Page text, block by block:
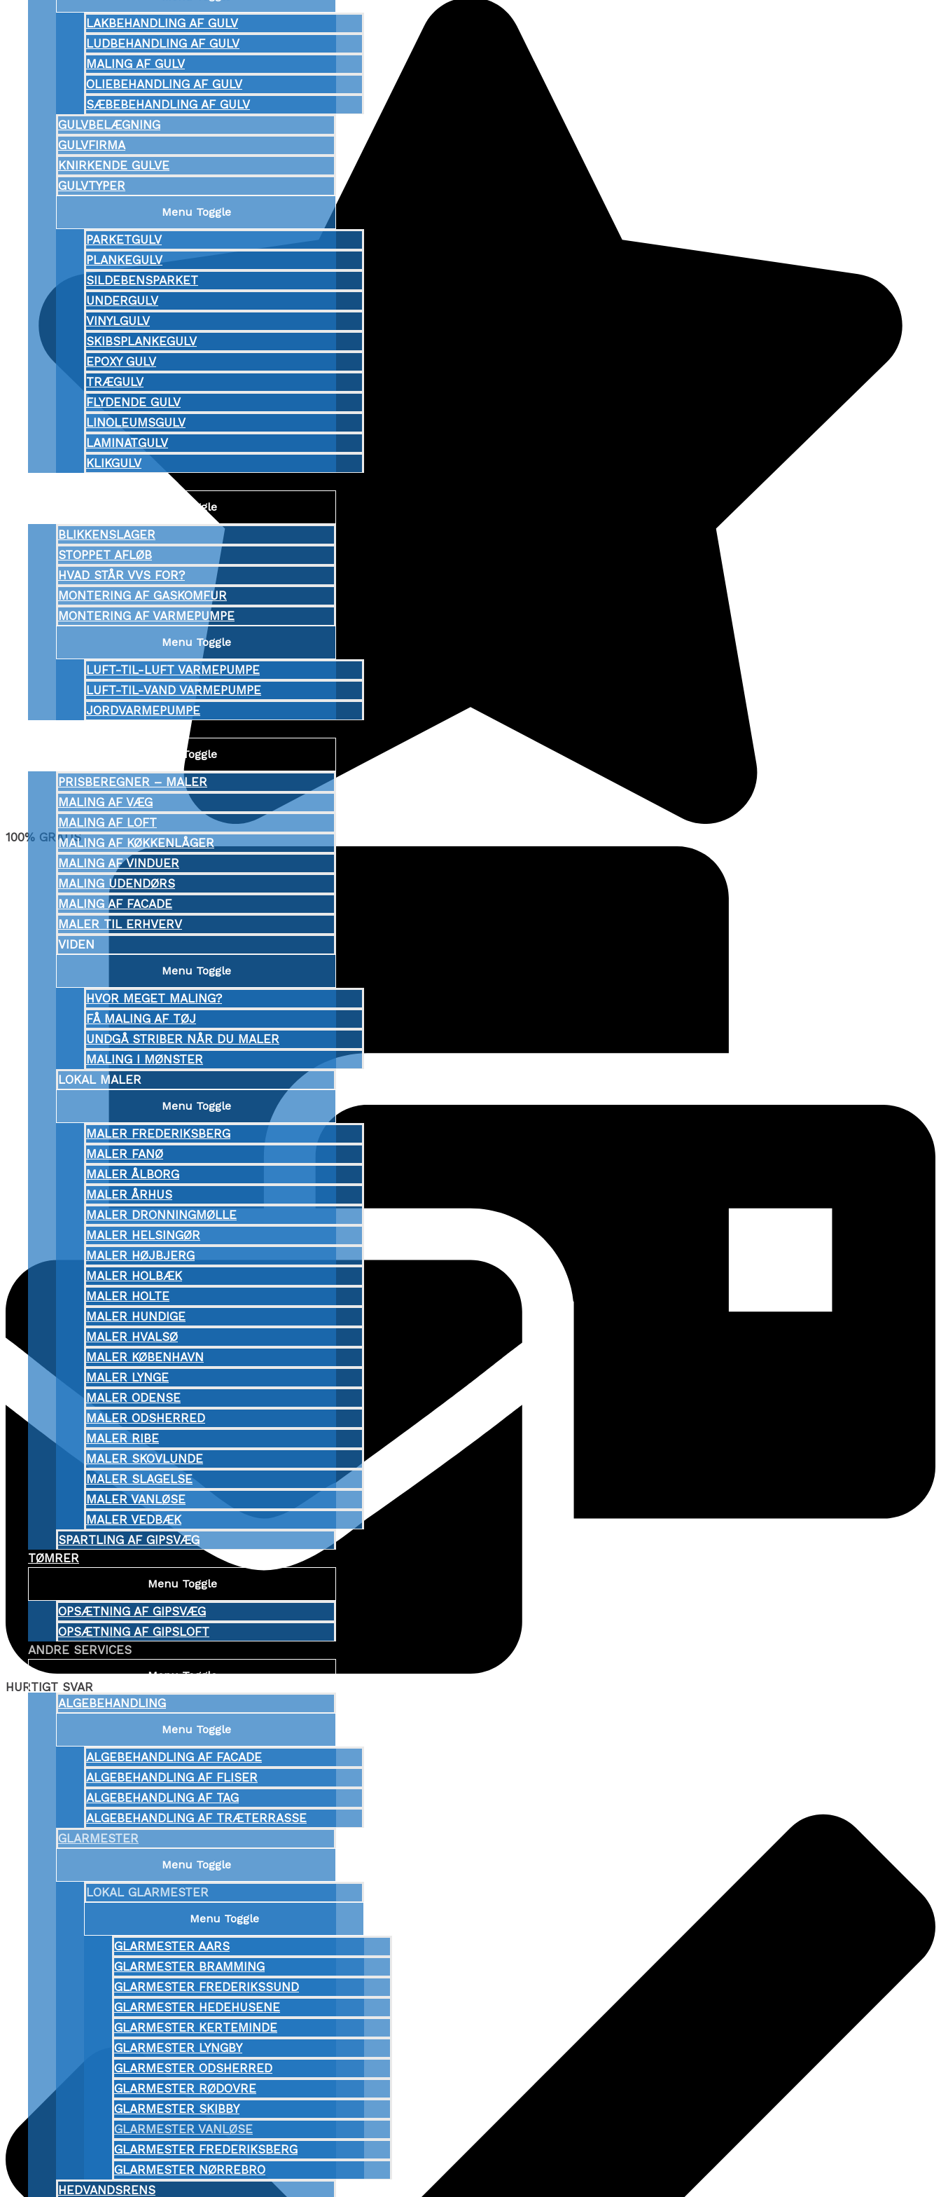
LAKBEHANDLING AF GULV
LUDBEHANDLING AF GULV
MALING AF GULV
OLIEBEHANDLING AF GULV
SÆBEBEHANDLING AF GULV
GULVBELÆGNING
GULVFIRMA
KNIRKENDE GULVE
GULVTYPER
Menu Toggle
PARKETGULV
PLANKEGULV
SILDEBENSPARKET
UNDERGULV
VINYLGULV
SKIBSPLANKEGULV
EPOXY GULV
TRÆGULV
FLYDENDE GULV
LINOLEUMSGULV
LAMINATGULV
KLIKGULV
Menu Toggle
BLIKKENSLAGER
STOPPET AFLØB
HVAD STÅR VVS FOR?
MONTERING AF GASKOMFUR
MONTERING AF VARMEPUMPE
Menu Toggle
LUFT-TIL-LUFT VARMEPUMPE
LUFT-TIL-VAND VARMEPUMPE
JORDVARMEPUMPE
Menu Toggle
PRISBEREGNER – MALER
MALING AF VÆG
MALING AF LOFT
MALING AF KØKKENLÅGER
MALING AF VINDUER
MALING UDENDØRS
MALING AF FACADE
MALER TIL ERHVERV
VIDEN
Menu Toggle
HVOR MEGET MALING?
FÅ MALING AF TØJ
UNDGÅ STRIBER NÅR DU MALER
MALING I MØNSTER
LOKAL MALER
Menu Toggle
MALER FREDERIKSBERG
MALER FANØ
MALER ÅLBORG
MALER ÅRHUS
MALER DRONNINGMØLLE
MALER HELSINGØR
MALER HØJBJERG
MALER HOLBÆK
MALER HOLTE
MALER HUNDIGE
MALER HVALSØ
MALER KØBENHAVN
MALER LYNGE
MALER ODENSE
MALER ODSHERRED
MALER RIBE
MALER SKOVLUNDE
MALER SLAGELSE
MALER VANLØSE
MALER VEDBÆK
SPARTLING AF GIPSVÆG
TØMRER
Menu Toggle
OPSÆTNING AF GIPSVÆG
OPSÆTNING AF GIPSLOFT
ANDRE SERVICES
Menu Toggle
ALGEBEHANDLING
Menu Toggle
ALGEBEHANDLING AF FACADE
ALGEBEHANDLING AF FLISER
ALGEBEHANDLING AF TAG
ALGEBEHANDLING AF TRÆTERRASSE
GLARMESTER
Menu Toggle
LOKAL GLARMESTER
Menu Toggle
GLARMESTER AARS
GLARMESTER BRAMMING
GLARMESTER FREDERIKSSUND
GLARMESTER HEDEHUSENE
GLARMESTER KERTEMINDE
GLARMESTER LYNGBY
GLARMESTER ODSHERRED
GLARMESTER RØDOVRE
GLARMESTER SKIBBY
GLARMESTER VANLØSE
GLARMESTER FREDERIKSBERG
GLARMESTER NØRREBRO
HEDVANDSRENS
100% GRATIS
HURTIGT SVAR